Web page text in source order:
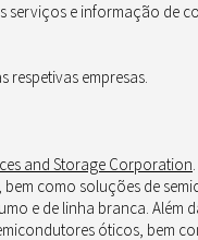
serviços e informação de
respetivas empresas.
and Storage Corporation
como soluções de
e de linha branca. Além
óticos, bem